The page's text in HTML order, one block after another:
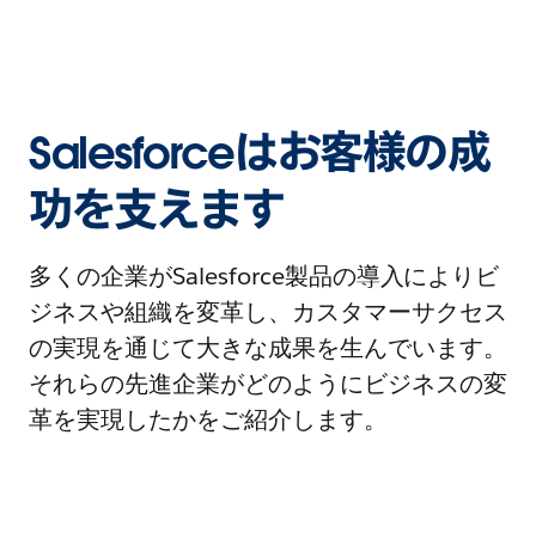
Salesforceはお客様の成
功を支えます
多くの企業がSalesforce製品の導入によりビ
ジネスや組織を変革し、カスタマーサクセス
の実現を通じて大きな成果を生んでいます。
それらの先進企業がどのようにビジネスの変
革を実現したかをご紹介します。